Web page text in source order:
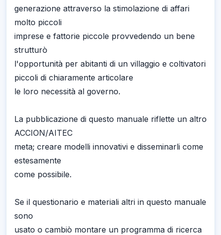
generazione attraverso la stimolazione di affari
molto piccoli
imprese e fattorie piccole provvedendo un bene
strutturò
l'opportunità per abitanti di un villaggio e coltivatori
piccoli di chiaramente articolare
le loro necessità al governo.
La pubblicazione di questo manuale riflette un altro
ACCION/AITEC
meta; creare modelli innovativi e disseminarli come
estesamente
come possibile.
Se il questionario e materiali altri in questo manuale
sono
usato o cambiò montare un programma di ricerca